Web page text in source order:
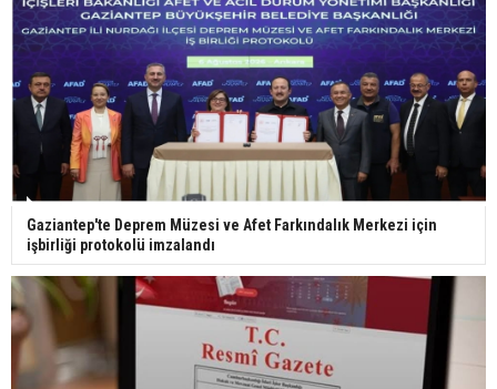
Bilim kurgu gerçekleşiyor... Dondurulmuş
insanları hayata döndürecek keşif
Ünlü türkücü Mahmut Tuncer estetik operasyon
geçirdi: Son hali gündem oldu
Yerli turist 229,7 milyar lira seyahat harcaması
Gaziantep'te Deprem Müzesi ve Afet Farkındalık Merkezi için
işbirliği protokolü imzalandı